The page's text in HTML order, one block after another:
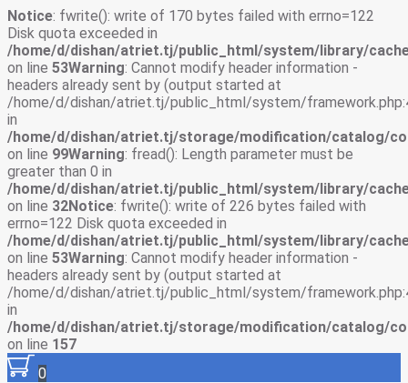
Notice: fwrite(): write of 170 bytes failed with errno=122
Disk quota exceeded in
/home/d/dishan/atriet.tj/public_html/system/library/
on line 53Warning: Cannot modify header information -
headers already sent by (output started at
/home/d/dishan/atriet.tj/public_html/system/
in
/home/d/dishan/atriet.tj/storage/modification/catalog/
on line 99Warning: fread(): Length parameter must be
greater than 0 in
/home/d/dishan/atriet.tj/public_html/system/library/
on line 32Notice: fwrite(): write of 226 bytes failed with
errno=122 Disk quota exceeded in
/home/d/dishan/atriet.tj/public_html/system/library/
on line 53Warning: Cannot modify header information -
headers already sent by (output started at
/home/d/dishan/atriet.tj/public_html/system/
in
/home/d/dishan/atriet.tj/storage/modification/catalog/
on line 157
0